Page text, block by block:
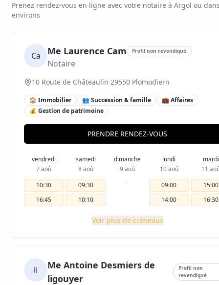
Prenez rendez-vous en ligne avec votre notaire à Argol ou
environs
Ca Me Laurence Cam Profil non revendiqué
Notaire
10 Route de Châteaulin 29550 Plomodiern
🏠 Immobilier 👥 Succession & famille
💼 Affaires
💰 Gestion de patrimoine
PRENDRE RENDEZ-VOUS
vendredi
7 aoû
10:30
16:45
samedi
8 aoû
09:30
10:10
dimanche
9 aoû
-
lundi
10 aoû
09:00
14:00
mardi
11
15:00
16:30
Voir plus de créneaux
li
Me Antoine Desmiers de
ligouyer
Profil non
revendiqué